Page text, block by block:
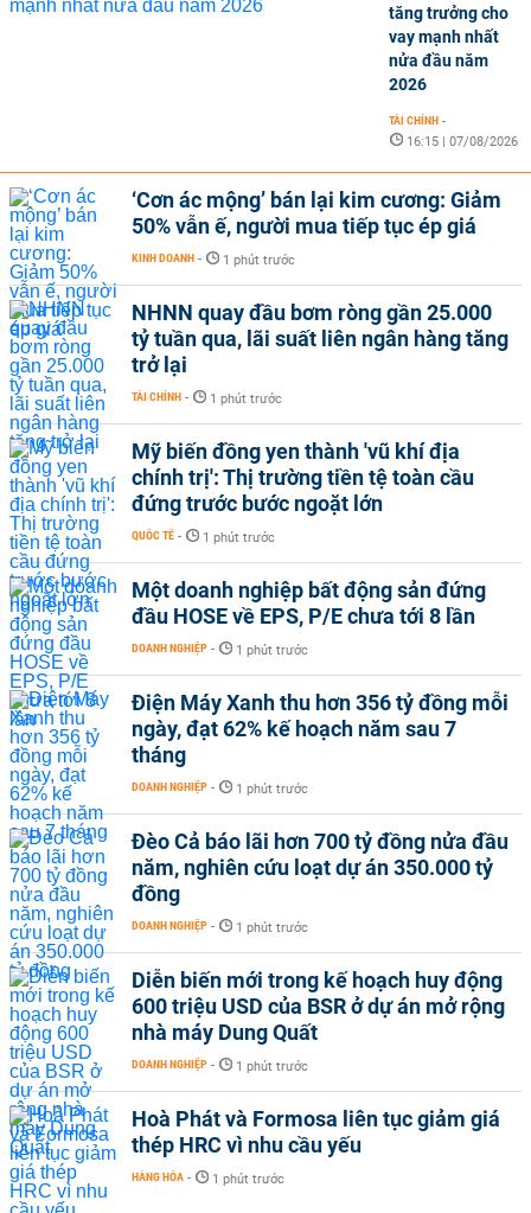
tăng trưởng cho
vay mạnh nhất
nửa đầu năm
2026
TÀI CHÍNH -
16:15 | 07/08/2026
‘Cơn ác mộng’ bán lại kim cương: Giảm
50% vẫn ế, người mua tiếp tục ép giá
KINH DOANH - 1 phút trước
NHNN quay đầu bơm ròng gần 25.000
tỷ tuần qua, lãi suất liên ngân hàng tăng
trở lại
TÀI CHÍNH - 1 phút trước
Mỹ biến đồng yen thành 'vũ khí địa
chính trị': Thị trường tiền tệ toàn cầu
đứng trước bước ngoặt lớn
QUỐC TẾ - 1 phút trước
Một doanh nghiệp bất động sản đứng
đầu HOSE về EPS, P/E chưa tới 8 lần
DOANH NGHIỆP - 1 phút trước
Điện Máy Xanh thu hơn 356 tỷ đồng mỗi
ngày, đạt 62% kế hoạch năm sau 7
tháng
DOANH NGHIỆP - 1 phút trước
Đèo Cả báo lãi hơn 700 tỷ đồng nửa đầu
năm, nghiên cứu loạt dự án 350.000 tỷ
đồng
DOANH NGHIỆP - 1 phút trước
Diễn biến mới trong kế hoạch huy động
600 triệu USD của BSR ở dự án mở rộng
nhà máy Dung Quất
DOANH NGHIỆP - 1 phút trước
Hoà Phát và Formosa liên tục giảm giá
thép HRC vì nhu cầu yếu
HÀNG HÓA - 1 phút trước